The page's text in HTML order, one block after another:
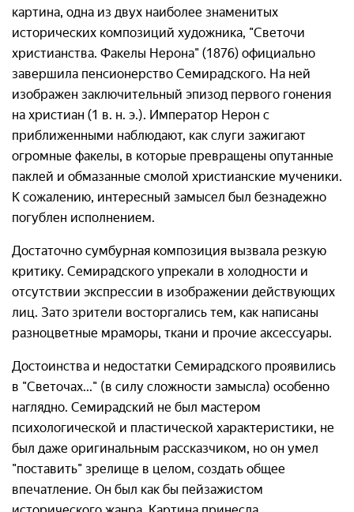
картина, одна из двух наиболее знаменитых
исторических композиций художника, "Светочи
христианства. Факелы Нерона" (1876) официально
завершила пенсионерство Семирадского. На ней
изображен заключительный эпизод первого гонения
на христиан (1 в. н. э.). Император Нерон с
приближенными наблюдают, как слуги зажигают
огромные факелы, в которые превращены опутанные
паклей и обмазанные смолой христианские мученики.
К сожалению, интересный замысел был безнадежно
погублен исполнением.
Достаточно сумбурная композиция вызвала резкую
критику. Семирадского упрекали в холодности и
отсутствии экспрессии в изображении действующих
лиц. Зато зрители восторгались тем, как написаны
разноцветные мраморы, ткани и прочие аксессуары.
Достоинства и недостатки Семирадского проявились
в "Светочах..." (в силу сложности замысла) особенно
наглядно. Семирадский не был мастером
психологической и пластической характеристики, не
был даже оригинальным рассказчиком, но он умел
"поставить" зрелище в целом, создать общее
впечатление. Он был как бы пейзажистом